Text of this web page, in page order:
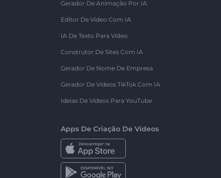
Gerador De Animação Por IA
Editor De Vídeo Com IA
IA De Texto Para Vídeo
Construtor De Sites Com IA
Gerador De Nome De Empresa
Gerador De Vídeos TikTok Com IA
Ideias De Vídeos Para YouTube
Apps De Criação De Vídeos